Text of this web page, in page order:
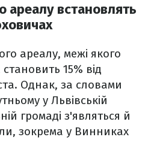
ареалу встановлять
ареалу, межі якого
15% від
Однак, за словами
у Львівській
громаді з'являться й
зокрема у Винниках